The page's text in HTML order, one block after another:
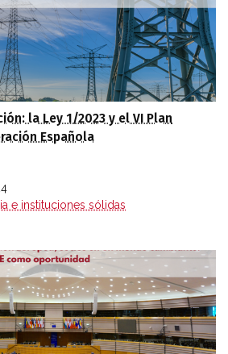
la Ley 1/2023 y el VI Plan
Española
e instituciones sólidas